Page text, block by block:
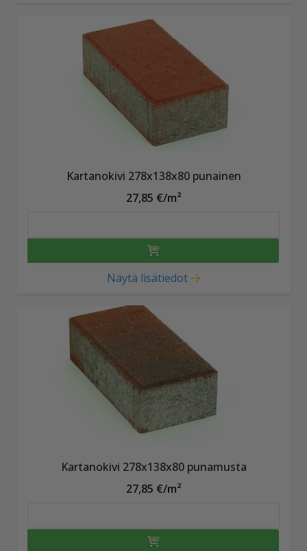
Kartanokivi 278x138x80 punainen
27,85 €/m²
Näytä lisätiedot
Kartanokivi 278x138x80 punamusta
27,85 €/m²